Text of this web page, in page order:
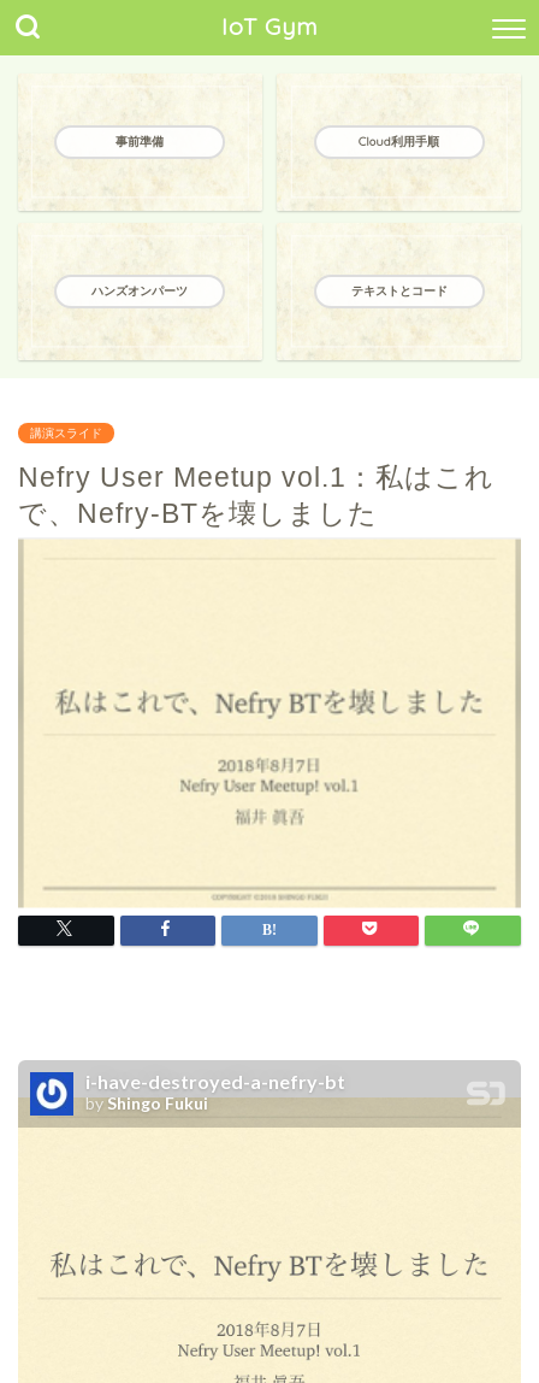
IoT Gym
事前準備 Cloud利用手順
ハンズオンパーツ テキストとコード
講演スライド
Nefry User Meetup vol.1：私はこれ
で、Nefry-BTを壊しました